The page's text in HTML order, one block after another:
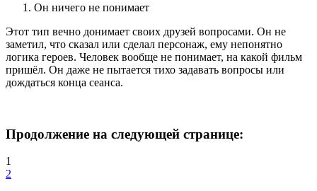
Он ничего не понимает
Этот тип вечно донимает своих друзей вопросами. Он не
заметил, что сказал или сделал персонаж, ему непонятно
логика героев. Человек вообще не понимает, на какой фильм
пришёл. Он даже не пытается тихо задавать вопросы или
дождаться конца сеанса.
Продолжение на следующей странице:
1
2